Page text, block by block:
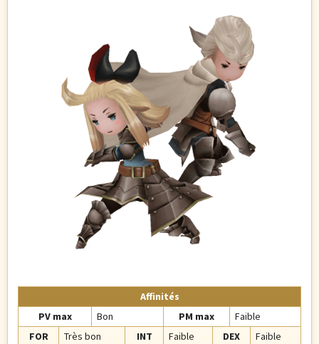
Affinités
PV max
Bon PM max
Faible
FOR
Très bon INT Faible DEX
Faible